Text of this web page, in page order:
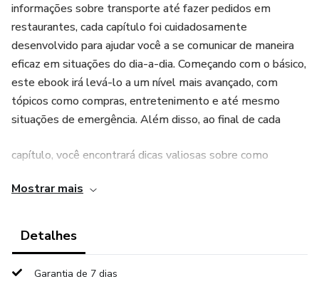
informações sobre transporte até fazer pedidos em
restaurantes, cada capítulo foi cuidadosamente
desenvolvido para ajudar você a se comunicar de maneira
eficaz em situações do dia-a-dia. Começando com o básico,
este ebook irá levá-lo a um nível mais avançado, com
tópicos como compras, entretenimento e até mesmo
situações de emergência. Além disso, ao final de cada
capítulo, você encontrará dicas valiosas sobre como
Mostrar mais
Detalhes
Garantia de 7 dias